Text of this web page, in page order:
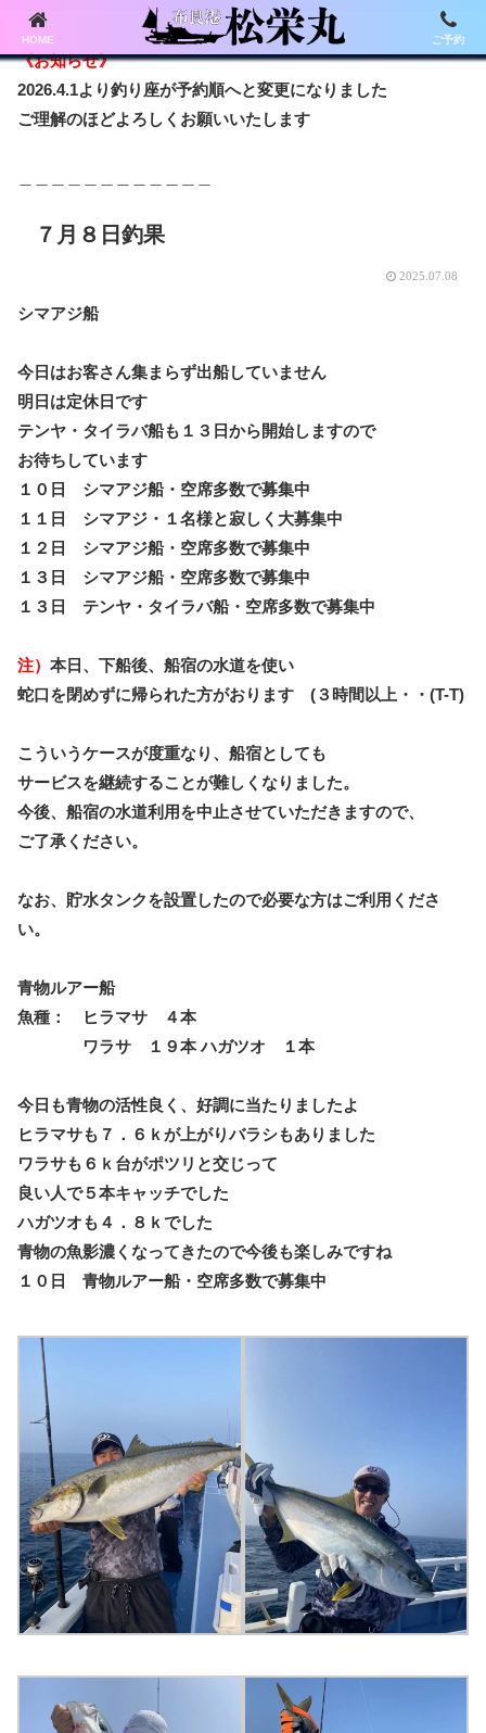
《お知らせ》
2026.4.1より釣り座が予約順へと変更になりました
ご理解のほどよろしくお願いいたします
７月８日釣果
2025.07.08
シマアジ船
今日はお客さん集まらず出船していません
明日は定休日です
テンヤ・タイラバ船も１３日から開始しますので
お待ちしています
１０日 シマアジ船・空席多数で募集中
１１日 シマアジ・１名様と寂しく大募集中
１２日 シマアジ船・空席多数で募集中
１３日 シマアジ船・空席多数で募集中
１３日 テンヤ・タイラバ船・空席多数で募集中
注） 本日、下船後、船宿の水道を使い
蛇口を閉めずに帰られた方がおります (３時間以上・・(T-T)
こういうケースが度重なり、船宿としても
サービスを継続することが難しくなりました。
今後、船宿の水道利用を中止させていただきますので、
ご了承ください。
なお、貯水タンクを設置したので必要な方はご利用くださ
い。
青物ルアー船
魚種： ヒラマサ ４本
ワラサ １９本 ハガツオ １本
今日も青物の活性良く、好調に当たりましたよ
ヒラマサも７．６ｋが上がりバラシもありました
ワラサも６ｋ台がポツリと交じって
良い人で５本キャッチでした
ハガツオも４．８ｋでした
青物の魚影濃くなってきたので今後も楽しみですね
１０日 青物ルアー船・空席多数で募集中
HOME ご予約